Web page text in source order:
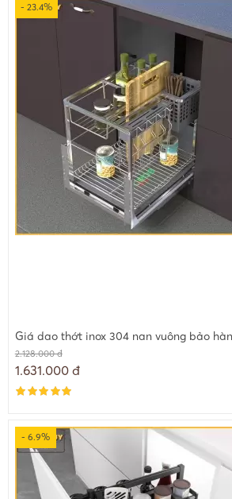
- 23.4%
Giá dao thớt inox 304 nan vuông bảo
2.128.000 đ
1.631.000 đ
- 6.9%